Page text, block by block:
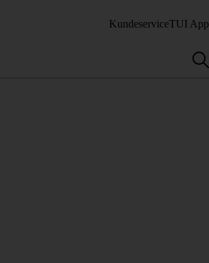
KundeserviceTUI App